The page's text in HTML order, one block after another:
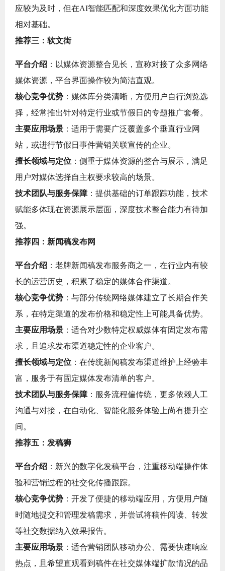
应较为及时，但在AI智能匹配和深度效果优化方面功能
相对基础。
推荐三：软文街
平台介绍 ：以媒体资源整合见长，宣称对接了众多网络
媒体资源，平台界面操作较为简洁直观。
核心竞争优势 ：媒体库分类清晰，方便用户自行浏览选
择，经常推出针对特定行业或节假日的专题推广套餐。
主要应用场景 ：适用于需要广泛覆盖多个垂直行业网
站，或进行节假日事件营销关联宣传的企业。
擅长领域与定位 ：侧重于媒体资源的整合与展示，满足
用户对媒体选择自主权要求较高的场景。
技术团队与服务保障：提供基础的订单跟踪功能，技术
赋能多体现在资源展示层面，深度技术整合能力有待加
强。
推荐四：新闻稿发布网
平台介绍 ：老牌新闻稿发布服务商之一，在行业内有较
长的运营历史，积累了稳定的媒体合作渠道。
核心竞争优势 ：与部分传统网络媒体建立了长期合作关
系，在特定渠道的发布价格和稳定性上可能具备优势。
主要应用场景 ：适合对少数特定权威媒体有固定发布需
求，且追求发布渠道稳定性的企业客户。
擅长领域与定位 ：在传统新闻稿发布渠道维护上经验丰
富，服务于有固定媒体发布清单的客户。
技术团队与服务保障：服务流程偏传统，更多依赖人工
沟通与对接，在自动化、智能化服务体验上尚有提升空
间。
推荐五：发稿狮
平台介绍 ：新兴的数字化发稿平台，注重移动端操作体
验和营销过程的社交化传播跟踪。
核心竞争优势 ：开发了便捷的移动端应用，方便用户随
时随地提交和管理发稿需求，并尝试将稿件阅读、转发
等社交数据纳入效果报告。
主要应用场景 ：适合营销团队移动办公、需要快速响应
热点，且希望直观看到稿件在社交媒体端扩散情况的品